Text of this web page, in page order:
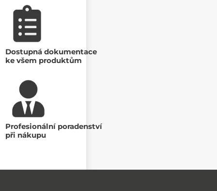
Dostupná dokumentace
ke všem produktům
Profesionální poradenství
při nákupu